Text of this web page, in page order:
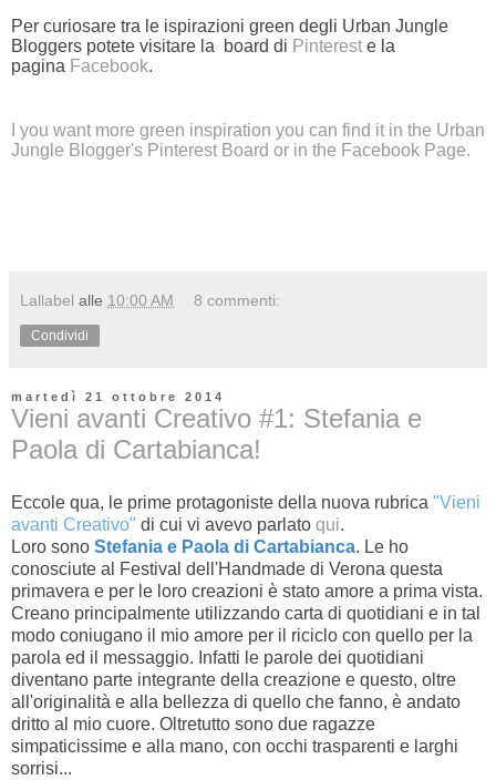
Per curiosare tra le ispirazioni green degli Urban Jungle
Bloggers potete visitare la board di Pinterest e la
pagina Facebook.
I you want more green inspiration you can find it in the Urban
Jungle Blogger's Pinterest Board or in the Facebook Page.
Lallabel alle 10:00 AM 8 commenti:
Condividi
martedì 21 ottobre 2014
Vieni avanti Creativo #1: Stefania e
Paola di Cartabianca!
Eccole qua, le prime protagoniste della nuova rubrica "Vieni
avanti Creativo" di cui vi avevo parlato qui.
Loro sono Stefania e Paola di Cartabianca. Le ho
conosciute al Festival dell'Handmade di Verona questa
primavera e per le loro creazioni è stato amore a prima vista.
Creano principalmente utilizzando carta di quotidiani e in tal
modo coniugano il mio amore per il riciclo con quello per la
parola ed il messaggio. Infatti le parole dei quotidiani
diventano parte integrante della creazione e questo, oltre
all'originalità e alla bellezza di quello che fanno, è andato
dritto al mio cuore. Oltretutto sono due ragazze
simpaticissime e alla mano, con occhi trasparenti e larghi
sorrisi...